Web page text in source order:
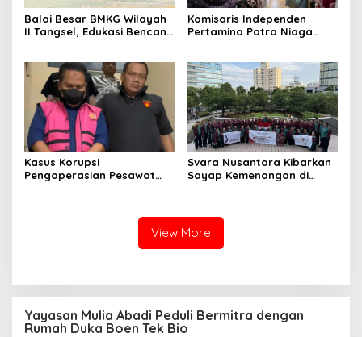
Balai Besar BMKG Wilayah
II Tangsel, Edukasi Bencana
23
Komisaris Independen
Pertamina Patra Niaga
Sentuhan Kemanusiaan dan
Keberlanjutan
Kasus Korupsi
Pengoperasian Pesawat
Svara Nusantara Kibarkan
Sayap Kemenangan di
View More
Yayasan Mulia Abadi Peduli Bermitra dengan
Rumah Duka Boen Tek Bio